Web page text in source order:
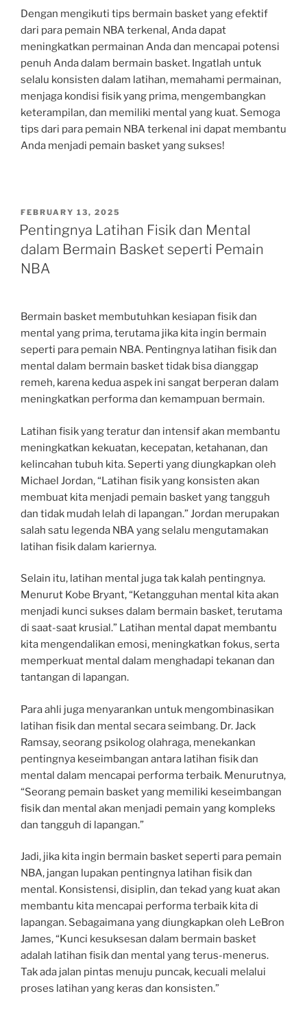
Dengan mengikuti tips bermain basket yang efektif
dari para pemain NBA terkenal, Anda dapat
meningkatkan permainan Anda dan mencapai potensi
penuh Anda dalam bermain basket. Ingatlah untuk
selalu konsisten dalam latihan, memahami permainan,
menjaga kondisi fisik yang prima, mengembangkan
keterampilan, dan memiliki mental yang kuat. Semoga
tips dari para pemain NBA terkenal ini dapat membantu
Anda menjadi pemain basket yang sukses!
POSTED
ON
FEBRUARY 13, 2025
Pentingnya Latihan Fisik dan Mental
dalam Bermain Basket seperti Pemain
NBA
Bermain basket membutuhkan kesiapan fisik dan
mental yang prima, terutama jika kita ingin bermain
seperti para pemain NBA. Pentingnya latihan fisik dan
mental dalam bermain basket tidak bisa dianggap
remeh, karena kedua aspek ini sangat berperan dalam
meningkatkan performa dan kemampuan bermain.
Latihan fisik yang teratur dan intensif akan membantu
meningkatkan kekuatan, kecepatan, ketahanan, dan
kelincahan tubuh kita. Seperti yang diungkapkan oleh
Michael Jordan, “Latihan fisik yang konsisten akan
membuat kita menjadi pemain basket yang tangguh
dan tidak mudah lelah di lapangan.” Jordan merupakan
salah satu legenda NBA yang selalu mengutamakan
latihan fisik dalam kariernya.
Selain itu, latihan mental juga tak kalah pentingnya.
Menurut Kobe Bryant, “Ketangguhan mental kita akan
menjadi kunci sukses dalam bermain basket, terutama
di saat-saat krusial.” Latihan mental dapat membantu
kita mengendalikan emosi, meningkatkan fokus, serta
memperkuat mental dalam menghadapi tekanan dan
tantangan di lapangan.
Para ahli juga menyarankan untuk mengombinasikan
latihan fisik dan mental secara seimbang. Dr. Jack
Ramsay, seorang psikolog olahraga, menekankan
pentingnya keseimbangan antara latihan fisik dan
mental dalam mencapai performa terbaik. Menurutnya,
“Seorang pemain basket yang memiliki keseimbangan
fisik dan mental akan menjadi pemain yang kompleks
dan tangguh di lapangan.”
Jadi, jika kita ingin bermain basket seperti para pemain
NBA, jangan lupakan pentingnya latihan fisik dan
mental. Konsistensi, disiplin, dan tekad yang kuat akan
membantu kita mencapai performa terbaik kita di
lapangan. Sebagaimana yang diungkapkan oleh LeBron
James, “Kunci kesuksesan dalam bermain basket
adalah latihan fisik dan mental yang terus-menerus.
Tak ada jalan pintas menuju puncak, kecuali melalui
proses latihan yang keras dan konsisten.”